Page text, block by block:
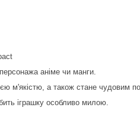
аніме чи манги.
м'якістю, а також стане чудовим
іграшку особливо милою.